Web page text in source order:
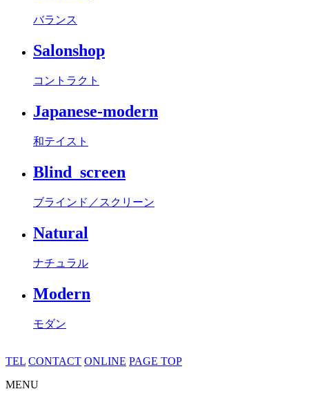
バランス
Salonshop
コントラクト
Japanese-modern
和テイスト
Blind_screen
ブラインド／スクリーン
Natural
ナチュラル
Modern
モダン
TEL CONTACT ONLINE PAGE TOP
MENU